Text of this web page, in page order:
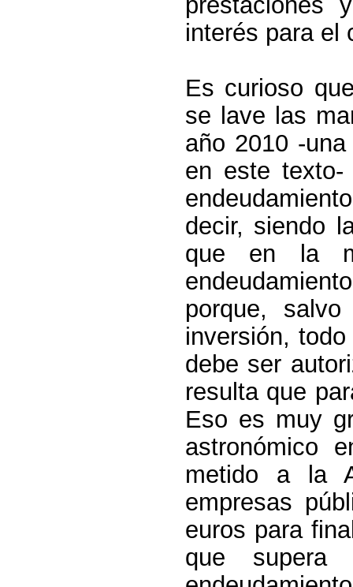
interés para el
Es curioso
se lave las
año 2010 -
en este
decir, siendo
que en la
porque,
inversión,
debe ser
resulta que
Eso es muy
astronómico
metido a la
empresas
euros para
que supera